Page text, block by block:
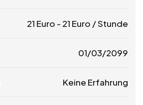
21 Euro - 21 Euro / Stunde
01/03/2099
Keine Erfahrung